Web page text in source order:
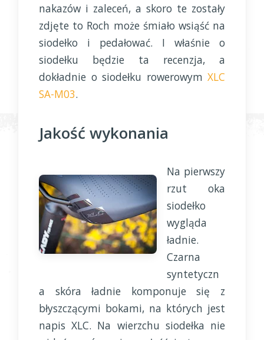
nakazów i zaleceń, a skoro te zostały
zdjęte to Roch może śmiało wsiąść na
siodełko i pedałować. I właśnie o
siodełku będzie ta recenzja, a
dokładnie o siodełku rowerowym XLC
SA-M03.
Jakość wykonania
Na pierwszy
rzut oka
siodełko
wygląda
ładnie.
Czarna
syntetyczn
a skóra ładnie komponuje się z
błyszczącymi bokami, na których jest
napis XLC. Na wierzchu siodełka nie